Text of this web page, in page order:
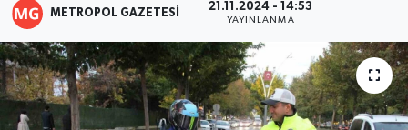
METROPOL GAZETESI 21.11.2024 - 14:53
YAYINLANMA